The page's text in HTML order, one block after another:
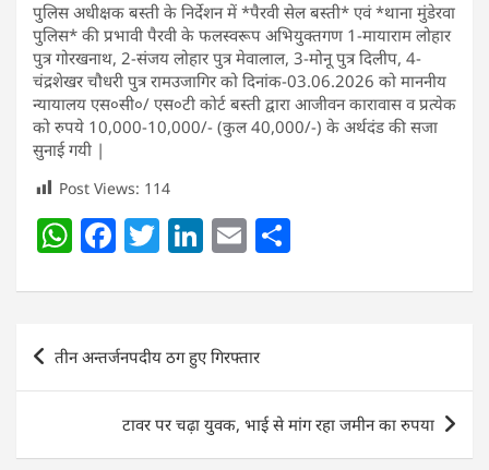
पुलिस अधीक्षक बस्ती के निर्देशन में *पैरवी सेल बस्ती* एवं *थाना मुंडेरवा
पुलिस* की प्रभावी पैरवी के फलस्वरूप अभियुक्तगण 1-मायाराम लोहार
पुत्र गोरखनाथ, 2-संजय लोहार पुत्र मेवालाल, 3-मोनू पुत्र दिलीप, 4-
चंद्रशेखर चौधरी पुत्र रामउजागिर को दिनांक-03.06.2026 को माननीय
न्यायालय एस०सी०/ एस०टी कोर्ट बस्ती द्वारा आजीवन कारावास व प्रत्येक
को रुपये 10,000-10,000/- (कुल 40,000/-) के अर्थदंड की सजा
सुनाई गयी |
Post Views: 114
W
at
s
A
F
c
e
b
o
o
T
itt
er
Li
k
e
dI
n
E
ai
l
ar
Post
navigation
तीन अन्तर्जनपदीय ठग हुए गिरफ्तार
टावर पर चढ़ा युवक, भाई से मांग रहा जमीन का रुपया